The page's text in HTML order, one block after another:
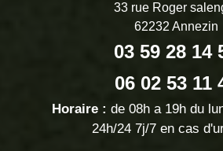
33 rue Roger
62232 Annezin
03 59 28 14
06 02 53 11
Horaire : de 08h a 19h du
24h/24 7j/7 en cas